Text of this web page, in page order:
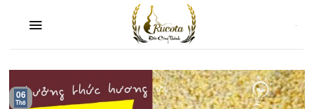
06
Th8